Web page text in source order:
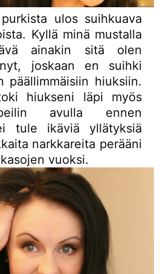
ulos suihkuava
Kyllä minä mustalla
ainakin sitä olen
joskaan en suihki
päällimmäisiin hiuksiin.
hiukseni läpi myös
avulla ennen
tule ikäviä yllätyksiä
narkkareita perääni
vuoksi.